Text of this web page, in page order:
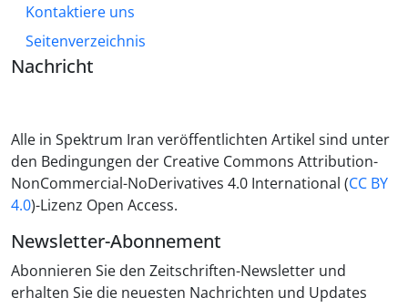
Kontaktiere uns
Seitenverzeichnis
Nachricht
Alle in Spektrum Iran veröffentlichten Artikel sind unter
den Bedingungen der Creative Commons Attribution-
NonCommercial-NoDerivatives 4.0 International (CC BY
4.0)-Lizenz Open Access.
Newsletter-Abonnement
Abonnieren Sie den Zeitschriften-Newsletter und
erhalten Sie die neuesten Nachrichten und Updates